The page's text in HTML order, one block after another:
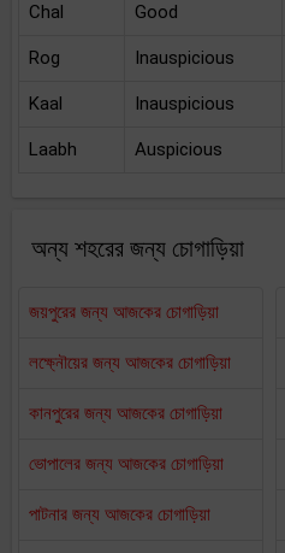
Chal Good
Rog Inauspicious
Kaal Inauspicious
Laabh Auspicious
অন্য শহরের জন্য চোগাড়িয়া
জয়পুরের জন্য আজকের চোগাড়িয়া
লক্ষ্নৌয়ের জন্য আজকের চোগাড়িয়া
কানপুরের জন্য আজকের চোগাড়িয়া
ভোপালের জন্য আজকের চোগাড়িয়া
পাটনার জন্য আজকের চোগাড়িয়া